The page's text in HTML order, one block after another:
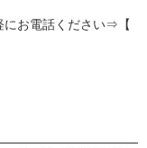
にお電話ください⇒【